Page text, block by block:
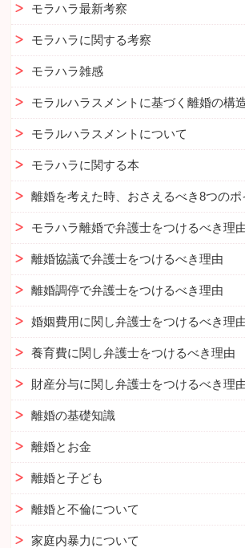
モラハラ最新考察
モラハラに関する考察
モラハラ雑感
モラルハラスメントに基づく離婚の構
モラルハラスメントについて
モラハラに関する本
離婚を考えた時、おさえるべき8つのポ
モラハラ離婚で弁護士をつけるべき理
離婚協議で弁護士をつけるべき理由
離婚調停で弁護士をつけるべき理由
婚姻費用に関し弁護士をつけるべき理
養育費に関し弁護士をつけるべき理由
財産分与に関し弁護士をつけるべき理
離婚の基礎知識
離婚とお金
離婚と子ども
離婚と不倫について
家庭内暴力について